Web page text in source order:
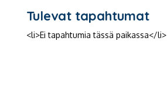
Tulevat tapahtumat
<li>Ei tapahtumia tässä paikassa</li>